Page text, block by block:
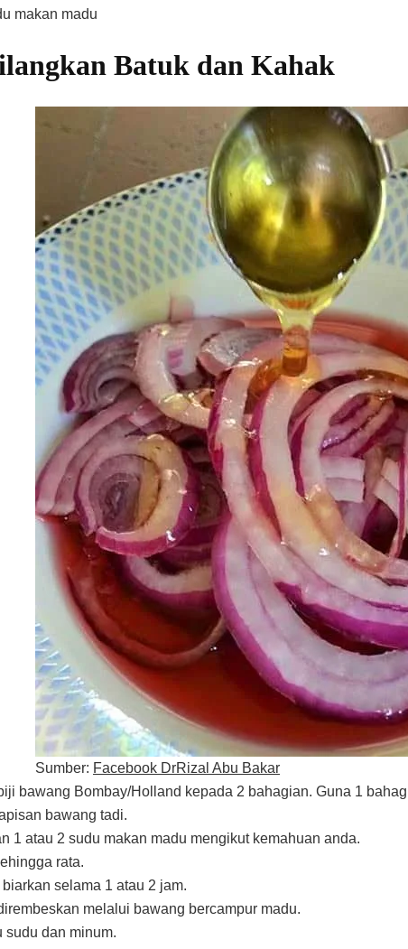
makan madu
Batuk dan Kahak
Sumber: Facebook DrRizal Abu Bakar
bawang Bombay/Holland kepada 2 bahagian. Guna 1
bawang tadi.
1 atau 2 sudu makan madu mengikut kemahuan anda.
rata.
selama 1 atau 2 jam.
melalui bawang bercampur madu.
sudu dan minum.